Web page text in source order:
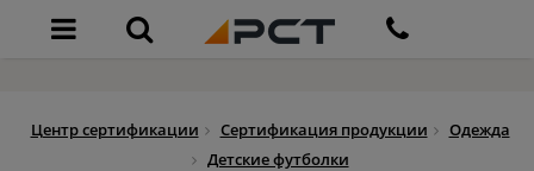
Центр сертификации Сертификация продукции
Одежда
Детские футболки